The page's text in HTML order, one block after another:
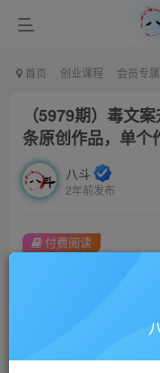
首页 创业课程 会员专属
（5979期）毒文
条原创作品，单个
八斗
2年前发布
此内容为付费阅读，请
付费阅读